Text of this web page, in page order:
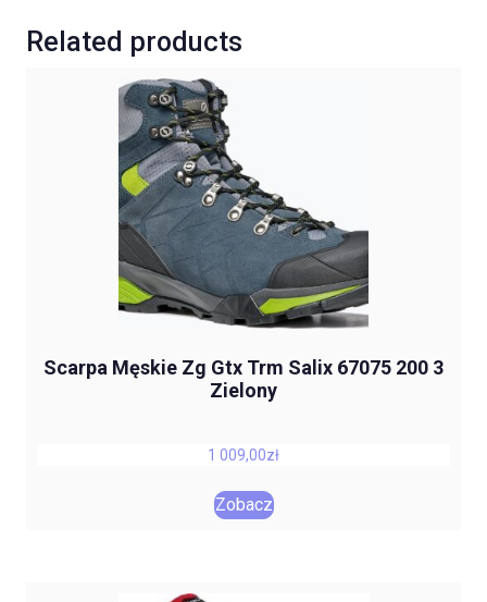
Related products
Scarpa Męskie Zg Gtx Trm Salix 67075 200 3
Zielony
1 009,00zł
Zobacz